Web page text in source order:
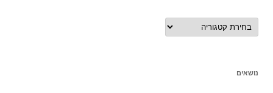
נושאים
נושאים